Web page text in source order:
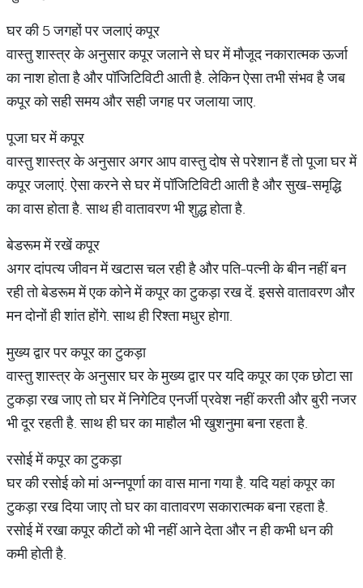
घर की 5 जगहों पर जलाएं कपूर
वास्तु शास्त्र के अनुसार कपूर जलाने से घर में मौजूद नकारात्मक ऊर्जा
का नाश होता है और पॉजिटिविटी आती है. लेकिन ऐसा तभी संभव है जब
कपूर को सही समय और सही जगह पर जलाया जाए.
पूजा घर में कपूर
वास्तु शास्त्र के अनुसार अगर आप वास्तु दोष से परेशान हैं तो पूजा घर में
कपूर जलाएं. ऐसा करने से घर में पॉजिटिविटी आती है और सुख-समृद्धि
का वास होता है. साथ ही वातावरण भी शुद्ध होता है.
बेडरूम में रखें कपूर
अगर दांपत्य जीवन में खटास चल रही है और पति-पत्नी के बीन नहीं बन
रही तो बेडरूम में एक कोने में कपूर का टुकड़ा रख दें. इससे वातावरण और
मन दोनों ही शांत होंगे. साथ ही रिश्ता मधुर होगा.
मुख्य द्वार पर कपूर का टुकड़ा
वास्तु शास्त्र के अनुसार घर के मुख्य द्वार पर यदि कपूर का एक छोटा सा
टुकड़ा रख जाए तो घर में निगेटिव एनर्जी प्रवेश नहीं करती और बुरी नजर
भी दूर रहती है. साथ ही घर का माहौल भी खुशनुमा बना रहता है.
रसोई में कपूर का टुकड़ा
घर की रसोई को मां अन्नपूर्णा का वास माना गया है. यदि यहां कपूर का
टुकड़ा रख दिया जाए तो घर का वातावरण सकारात्मक बना रहता है.
रसोई में रखा कपूर कीटों को भी नहीं आने देता और न ही कभी धन की
कमी होती है.